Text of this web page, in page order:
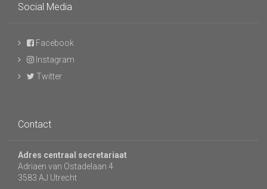
Social Media
Facebook
Instagram
Twitter
Contact
Adres centraal secretariaat
Adriaen van Ostadelaan 4
3583 AJ Utrecht